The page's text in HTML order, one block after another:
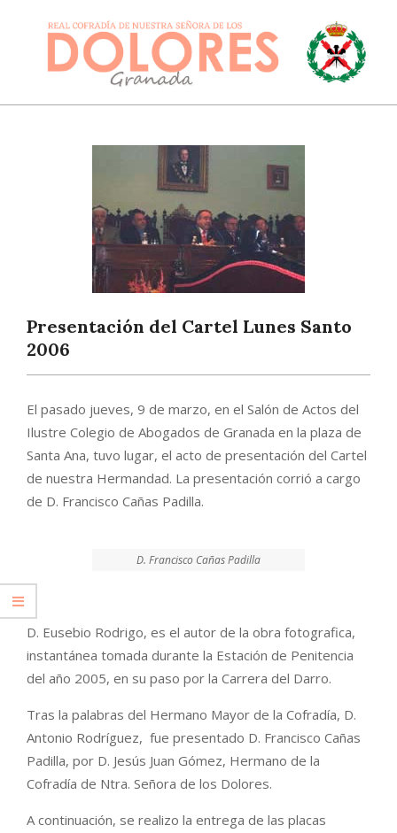
DOLORESGRANADA
Presentación del Cartel Lunes Santo
2006
El pasado jueves, 9 de marzo, en el Salón de Actos del
Ilustre Colegio de Abogados de Granada en la plaza de
Santa Ana, tuvo lugar, el acto de presentación del Cartel
de nuestra Hermandad. La presentación corrió a cargo
de D. Francisco Cañas Padilla.
D. Francisco Cañas Padilla
D. Eusebio Rodrigo, es el autor de la obra fotografica,
instantánea tomada durante la Estación de Penitencia
del año 2005, en su paso por la Carrera del Darro.
Tras la palabras del Hermano Mayor de la Cofradía, D.
Antonio Rodríguez, fue presentado D. Francisco Cañas
Padilla, por D. Jesús Juan Gómez, Hermano de la
Cofradía de Ntra. Señora de los Dolores.
A continuación, se realizo la entrega de las placas